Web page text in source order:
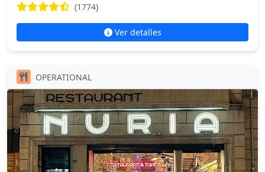
(1774)
Ver detalles
OPERATIONAL